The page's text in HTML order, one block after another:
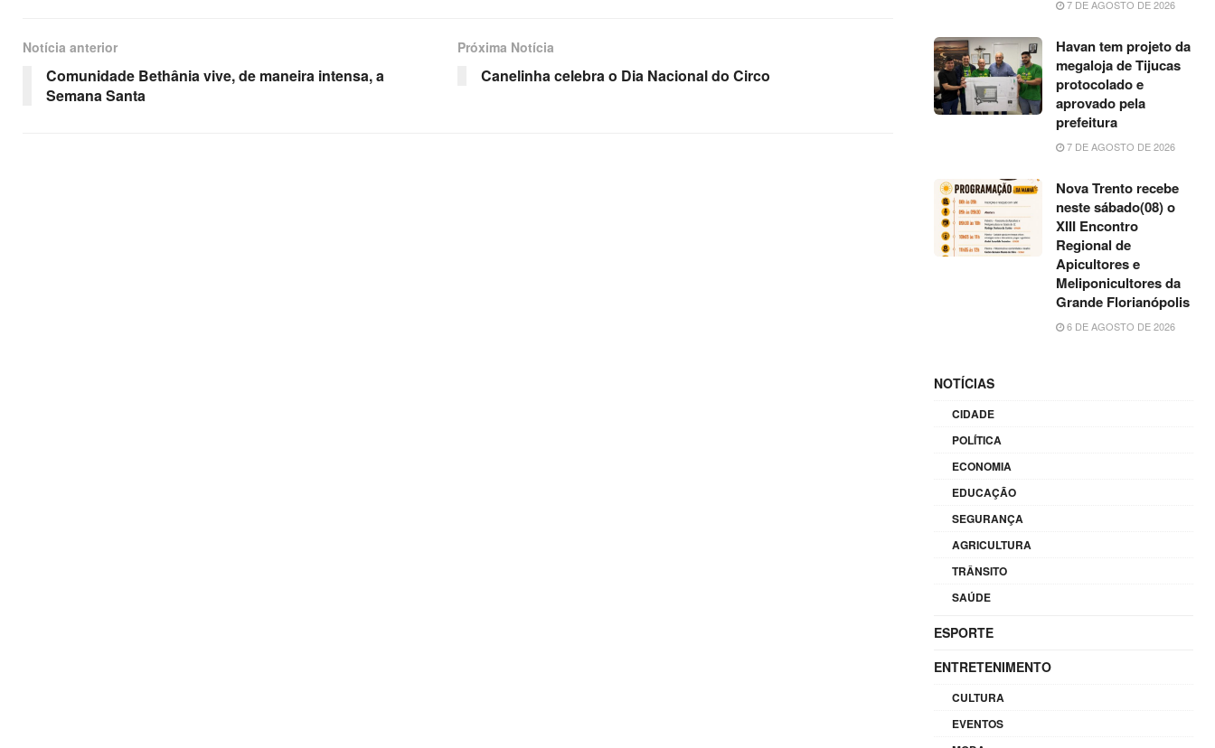
Notícia anterior
Comunidade Bethânia vive, de maneira intensa, a
Semana Santa
Próxima Notícia
Canelinha celebra o Dia Nacional do Circo
7 DE AGOSTO DE 2026
Havan tem projeto da
megaloja de Tijucas
protocolado e
aprovado pela
prefeitura
7 DE AGOSTO DE 2026
Nova Trento recebe
neste sábado(08) o
XIII Encontro
Regional de
Apicultores e
Meliponicultores da
Grande Florianópolis
6 DE AGOSTO DE 2026
NOTÍCIAS
CIDADE
POLÍTICA
ECONOMIA
EDUCAÇÃO
SEGURANÇA
AGRICULTURA
TRÂNSITO
SAÚDE
ESPORTE
ENTRETENIMENTO
CULTURA
EVENTOS